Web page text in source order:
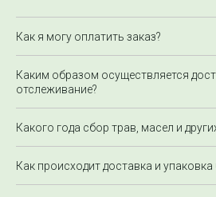
Как я могу оплатить заказ?
Каким образом осуществляется
отслеживание?
Какого года сбор трав, масел и
Как происходит доставка и